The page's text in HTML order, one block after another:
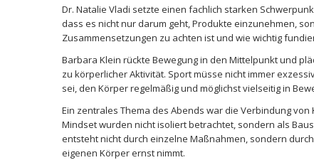
Dr. Natalie Vladi setzte einen fachlich starken
dass es nicht nur darum geht, Produkte einzunehmen,
Zusammensetzungen zu achten ist und wie wichtig
Barbara Klein rückte Bewegung in den Mittelpunkt und
zu körperlicher Aktivität. Sport müsse nicht immer
sei, den Körper regelmäßig und möglichst vielseitig in
Ein zentrales Thema des Abends war die Verbindung
Mindset wurden nicht isoliert betrachtet, sondern als
entsteht nicht durch einzelne Maßnahmen, sondern
eigenen Körper ernst nimmt.